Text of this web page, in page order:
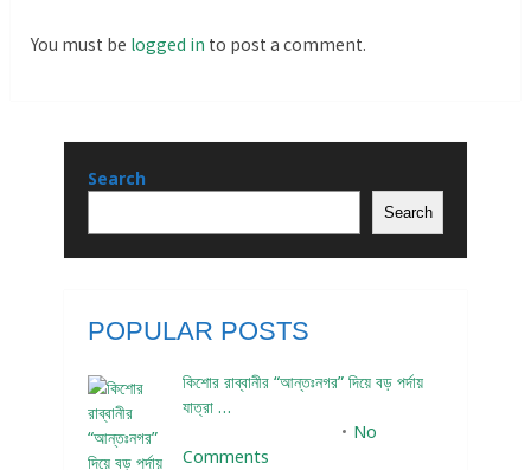
You must be logged in to post a comment.
Search
Search
POPULAR POSTS
কিশোর রাব্বানীর “আন্তঃনগর” দিয়ে বড় পর্দায়
যাত্রা …
No
Comments